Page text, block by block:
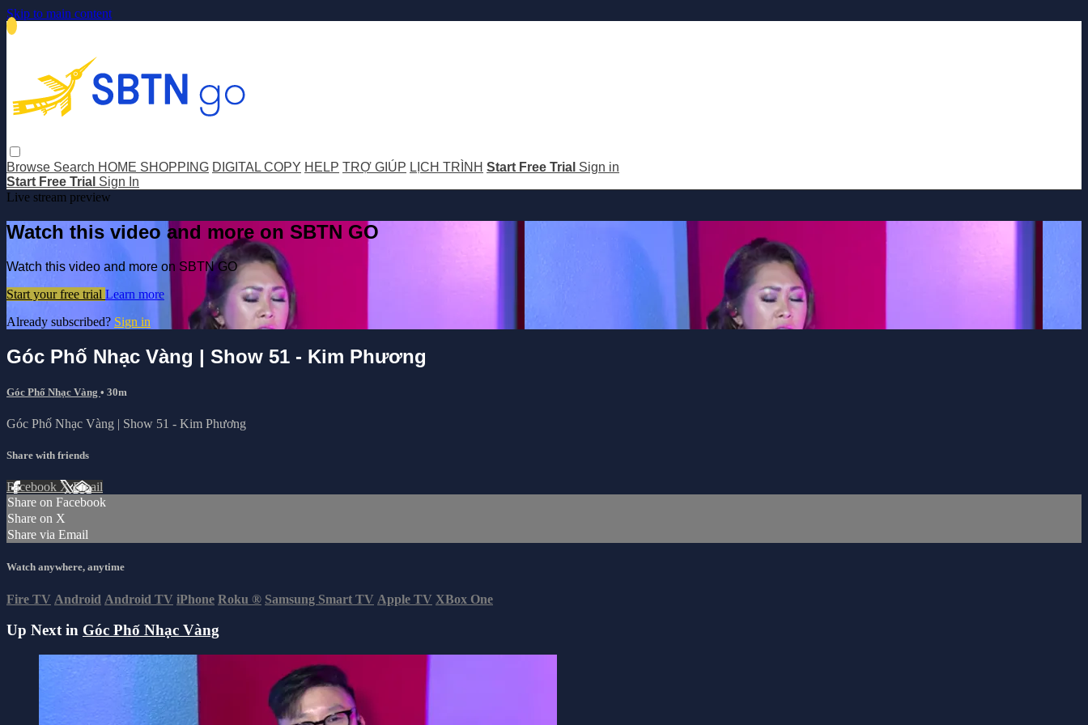
Skip to main content
Browse Search HOME SHOPPING DIGITAL COPY HELP TRỢ GIÚP LỊCH TRÌNH Start Free Trial Sign in
Start Free Trial Sign In
Live stream preview
Watch this video and more on SBTN GO
Watch this video and more on SBTN GO
Start your free trial Learn more
Already subscribed? Sign in
Góc Phố Nhạc Vàng | Show 51 - Kim Phương
Góc Phố Nhạc Vàng • 30m
Góc Phố Nhạc Vàng | Show 51 - Kim Phương
Share with friends
Facebook XEmail
Share on Facebook
Share on X
Share via Email
Watch anywhere, anytime
Fire TV Android Android TV iPhone Roku ® Samsung Smart TV Apple TV XBox One
Up Next in Góc Phố Nhạc Vàng